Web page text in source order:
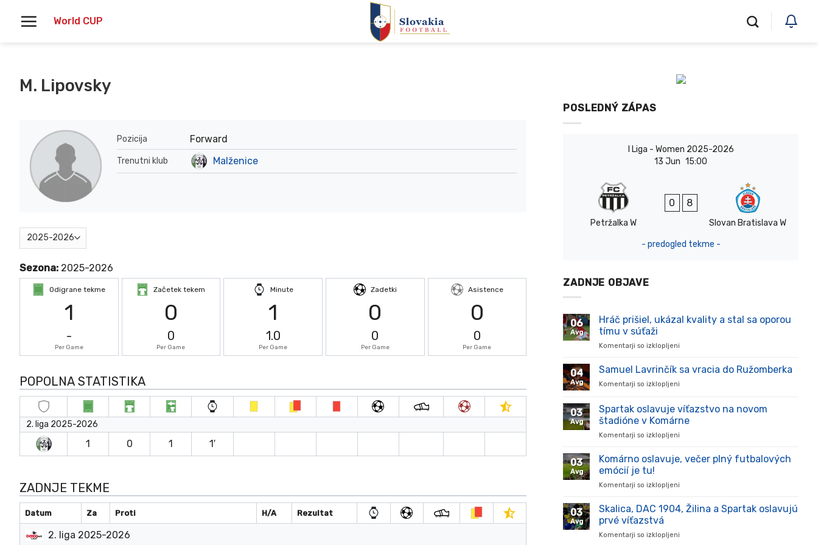
World CUP
M. Lipovsky
Pozicija Forward
Trenutni klub Malženice
Sezona: 2025-2026
Odigrane tekme
1
-
Per Game
Začetek tekem
0
0
Per Game
Minute
1
1.0
Per Game
Zadetki
0
0
Per Game
Asistence
0
0
Per Game
POPOLNA STATISTIKA
2. liga 2025-2026
1 0 1 1′
ZADNJE TEKME
Datum Za Proti H/A Rezultat
2. liga 2025-2026
POSLEDNÝ ZÁPAS
I Liga - Women 2025-2026
13 Jun 15:00
Petržalka W
0 8
Slovan Bratislava W
- predogled tekme -
ZADNJE OBJAVE
06
Avg
Hráč prišiel, ukázal kvality a stal sa oporou
tímu v súťaži
Komentarji so izklopljeni
prišiel,
stal
sa
súťaži
04
Avg
Samuel Lavrinčík sa vracia do Ružomberka
Komentarji so izklopljeni
Lavrinčík
vracia
03
Avg
Spartak oslavuje víťazstvo na novom
štadióne v Komárne
Komentarji so izklopljeni
oslavuje
v
03
Avg
Komárno oslavuje, večer plný futbalových
emócií je tu!
Komentarji so izklopljeni
oslavuje,
03
Avg
Skalica, DAC 1904, Žilina a Spartak oslavujú
prvé víťazstvá
Komentarji so izklopljeni